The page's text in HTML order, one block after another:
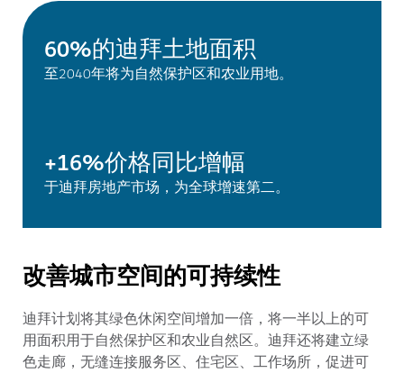
60%的迪拜土地面积
至2040年将为自然保护区和农业用地。
+16%价格同比增幅
于迪拜房地产市场，为全球增速第二。
改善城市空间的可持续性
迪拜计划将其绿色休闲空间增加一倍，将一半以上的可
用面积用于自然保护区和农业自然区。迪拜还将建立绿
色走廊，无缝连接服务区、住宅区、工作场所，促进可